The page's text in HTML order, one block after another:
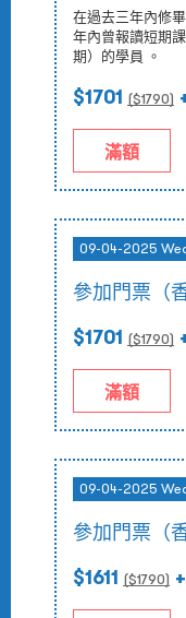
在過去三年內修
年內曾報讀短期
期）的學員 。
$1701 ($1790)
滿額
09-04-2025
參加門票（
$1701 ($1790)
滿額
09-04-2025
參加門票（
$1611 ($1790)